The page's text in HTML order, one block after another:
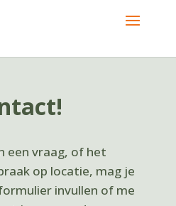
een vraag, of het
op locatie, mag je
invullen of me